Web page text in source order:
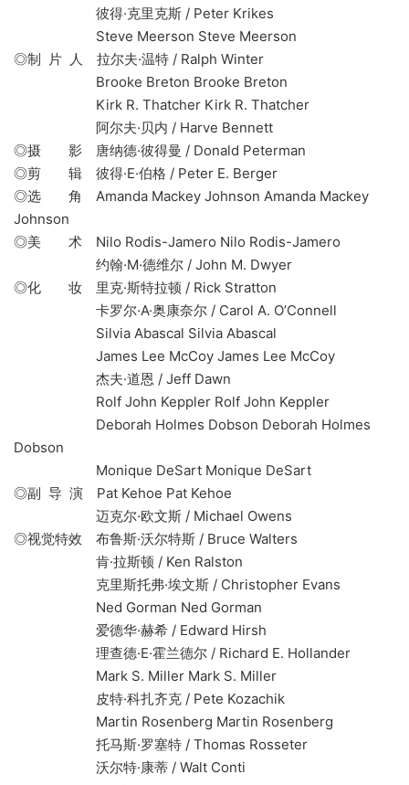
彼得·克里克斯 / Peter Krikes
Steve Meerson Steve Meerson
◎制 片 人 拉尔夫·温特 / Ralph Winter
Brooke Breton Brooke Breton
Kirk R. Thatcher Kirk R. Thatcher
阿尔夫·贝内 / Harve Bennett
◎摄 影 唐纳德·彼得曼 / Donald Peterman
◎剪 辑 彼得·E·伯格 / Peter E. Berger
◎选 角 Amanda Mackey Johnson Amanda Mackey
Johnson
◎美 术 Nilo Rodis-Jamero Nilo Rodis-Jamero
约翰·M·德维尔 / John M. Dwyer
◎化 妆 里克·斯特拉顿 / Rick Stratton
卡罗尔·A·奥康奈尔 / Carol A. O’Connell
Silvia Abascal Silvia Abascal
James Lee McCoy James Lee McCoy
杰夫·道恩 / Jeff Dawn
Rolf John Keppler Rolf John Keppler
Deborah Holmes Dobson Deborah Holmes
Dobson
Monique DeSart Monique DeSart
◎副 导 演 Pat Kehoe Pat Kehoe
迈克尔·欧文斯 / Michael Owens
◎视觉特效 布鲁斯·沃尔特斯 / Bruce Walters
肯·拉斯顿 / Ken Ralston
克里斯托弗·埃文斯 / Christopher Evans
Ned Gorman Ned Gorman
爱德华·赫希 / Edward Hirsh
理查德·E·霍兰德尔 / Richard E. Hollander
Mark S. Miller Mark S. Miller
皮特·科扎齐克 / Pete Kozachik
Martin Rosenberg Martin Rosenberg
托马斯·罗塞特 / Thomas Rosseter
沃尔特·康蒂 / Walt Conti